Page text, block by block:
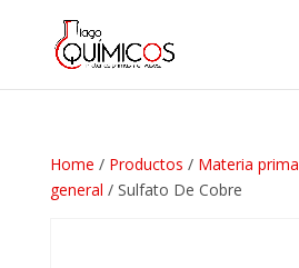
Home / Productos / Materia prima
general / Sulfato De Cobre